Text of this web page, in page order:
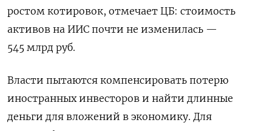
ростом котировок, отмечает ЦБ: стоимость
активов на ИИС почти не изменилась —
545 млрд руб.
Власти пытаются компенсировать потерю
иностранных инвесторов и найти длинные
деньги для вложений в экономику. Для